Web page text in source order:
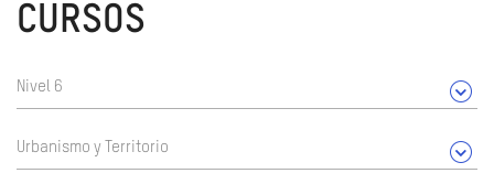
CURSOS
Nivel 6
Urbanismo y Territorio